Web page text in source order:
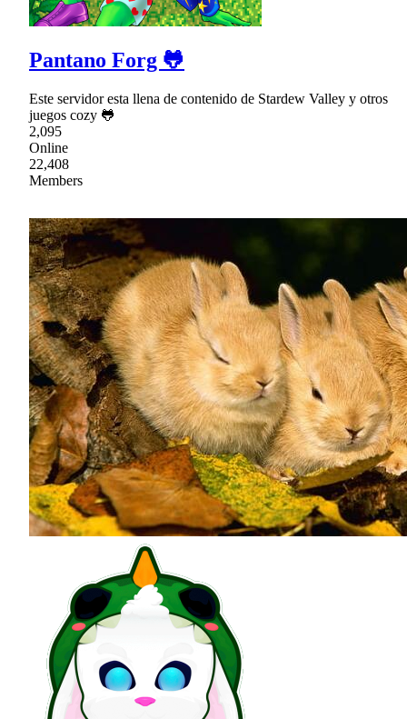
Pantano Forg 🐸
Este servidor esta llena de contenido de Stardew Valley y otros
juegos cozy 🐸
2,095
Online
22,408
Members